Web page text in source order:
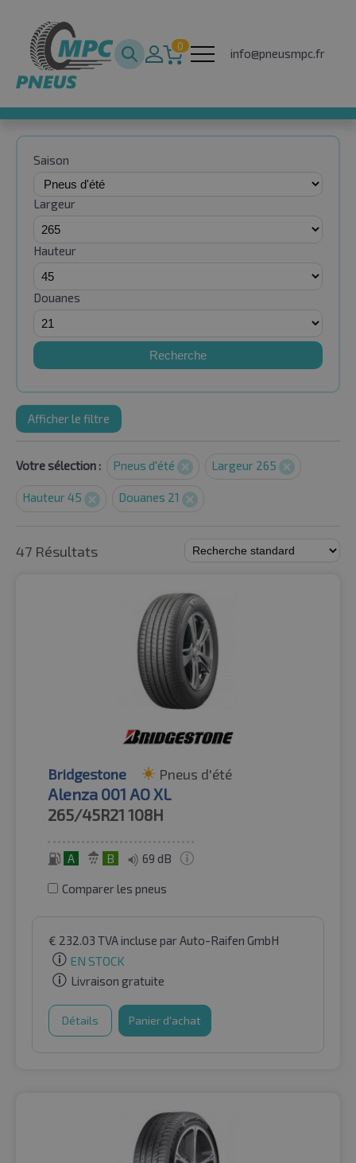
0
info@pneusmpc.fr
Saison
Largeur
Hauteur
Douanes
Recherche
Afficher le filtre
Votre sélection : Pneus d'été Largeur 265
Hauteur 45 Douanes 21
47 Résultats
Bridgestone Pneus d'été
Alenza 001 AO XL
265/45R21 108H
A B 69 dB
Comparer les pneus
€ 232.03 TVA incluse par Auto-Raifen GmbH
EN STOCK
Livraison gratuite
Détails Panier d'achat